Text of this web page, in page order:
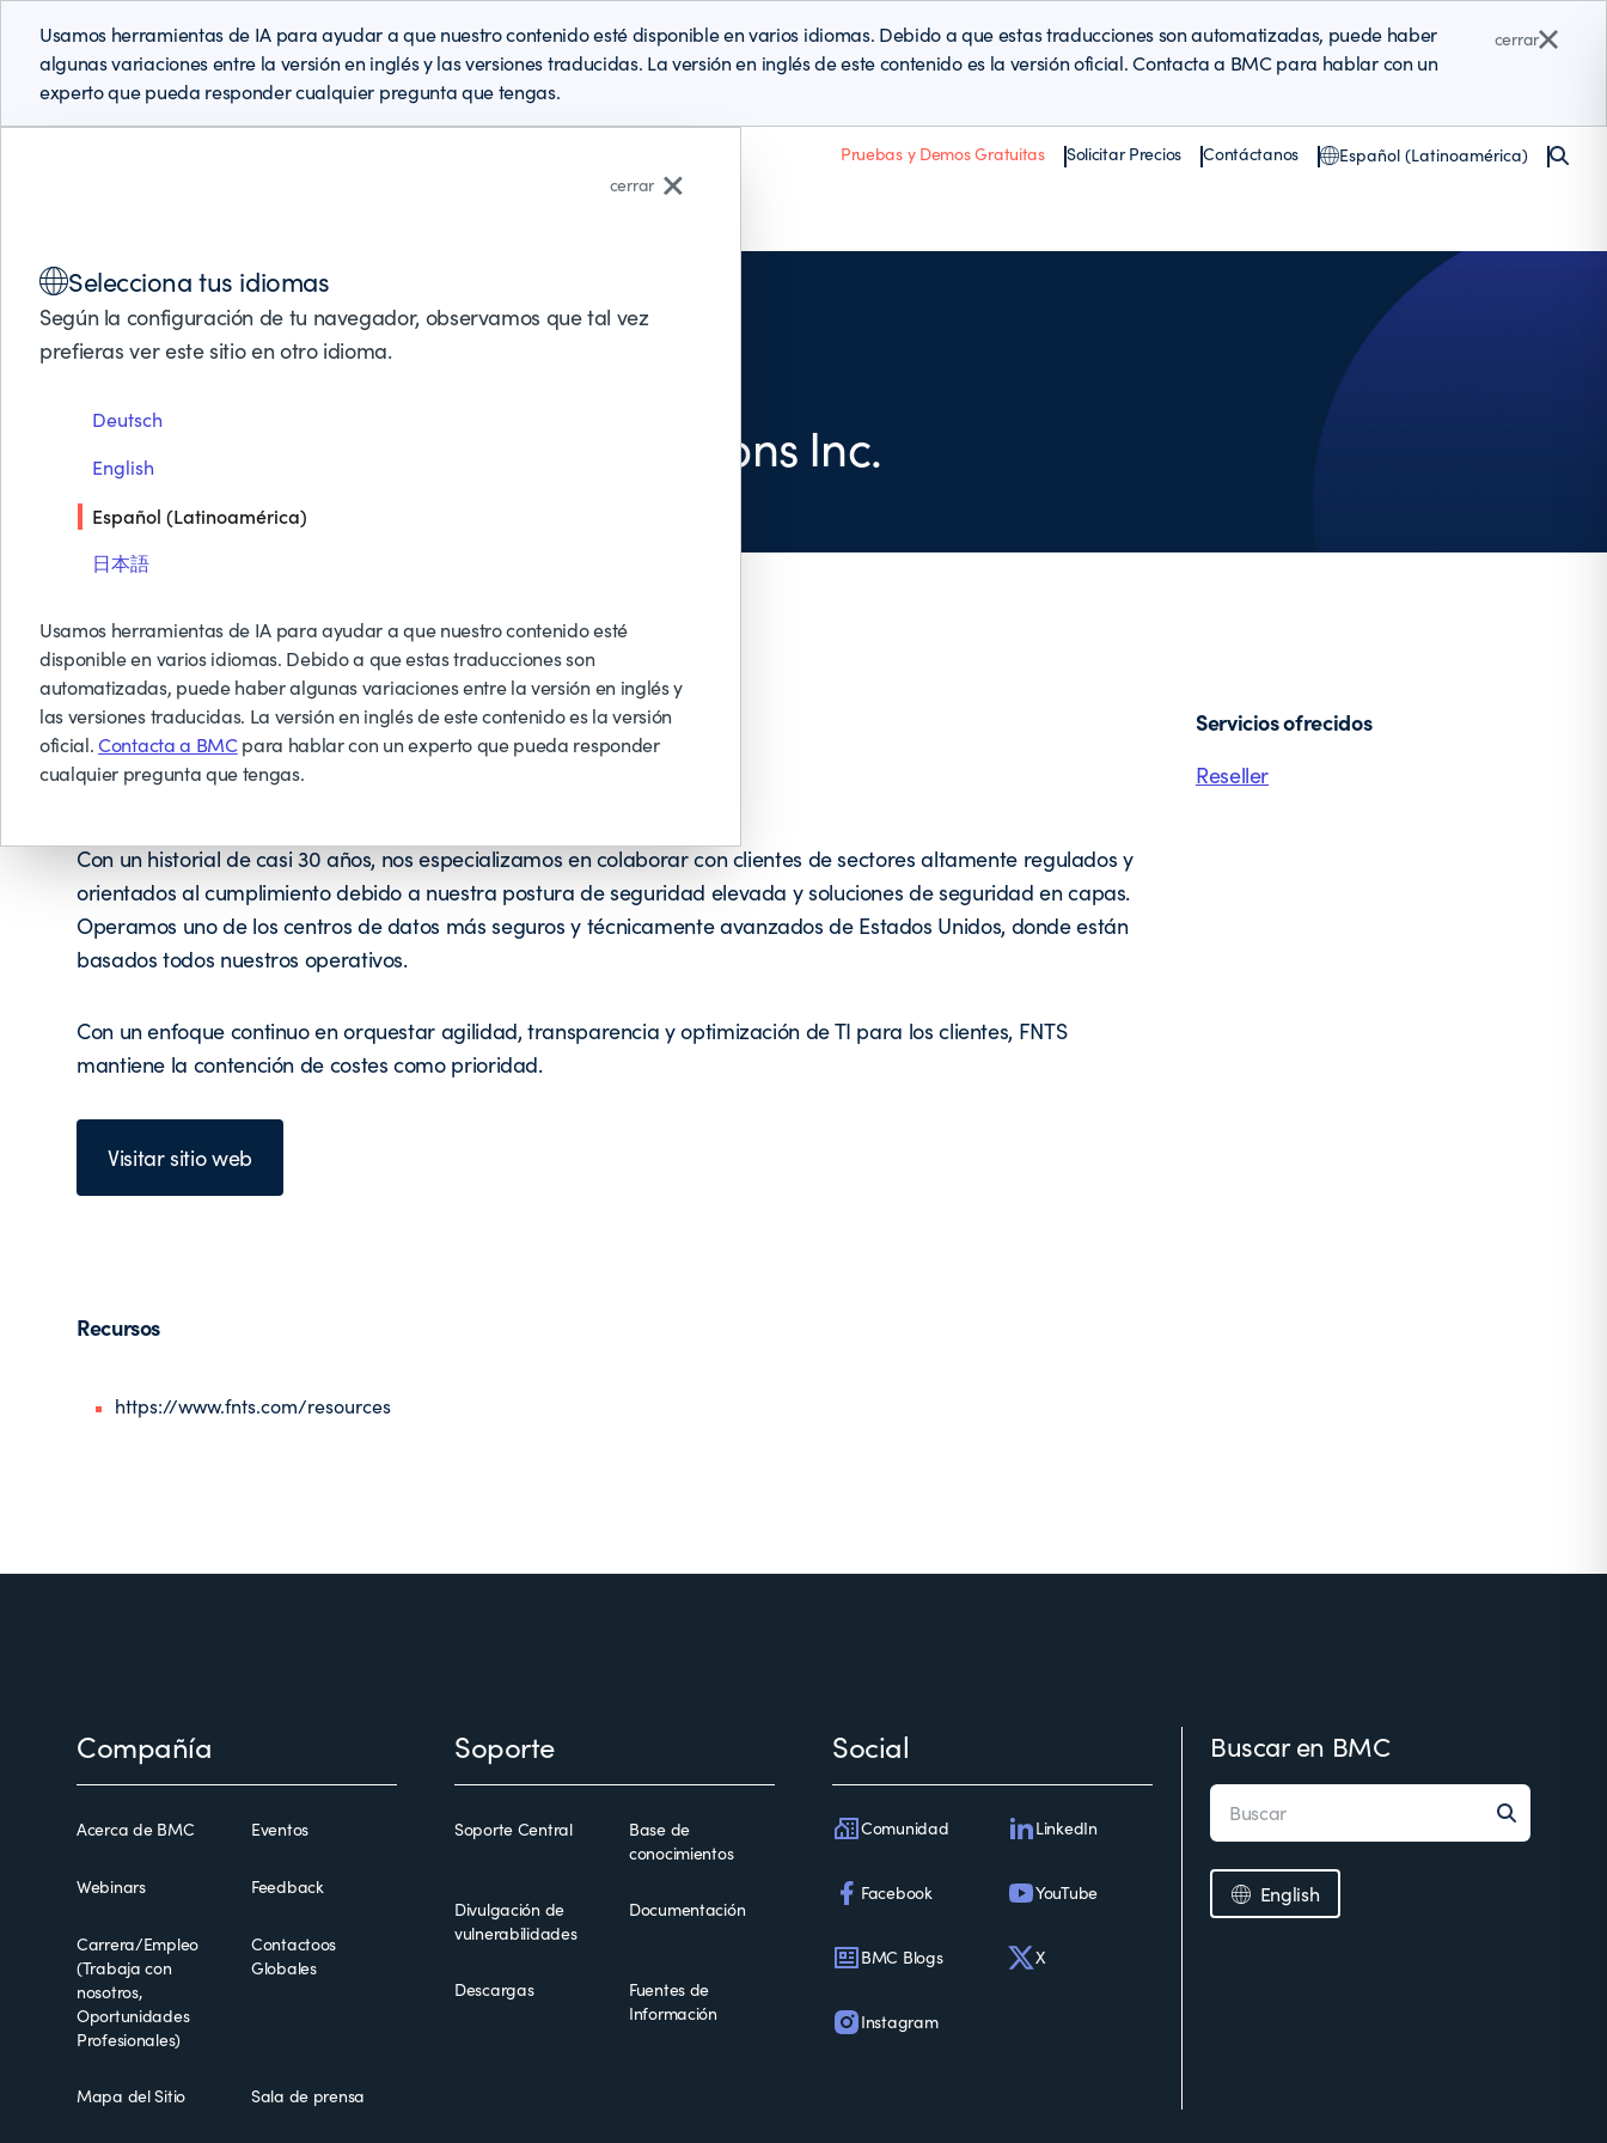
Pruebas y Demos Gratuitas Solicitar Precios Contáctanos Español (Latinoamérica)
Usamos herramientas de IA para ayudar a que nuestro contenido esté disponible en varios idiomas. Debido a que estas traducciones son automatizadas, puede haber
algunas variaciones entre la versión en inglés y las versiones traducidas. La versión en inglés de este contenido es la versión oficial. Contacta a BMC para hablar con un
experto que pueda responder cualquier pregunta que tengas.
cerrar
cerrar
Selecciona tus idiomas
Según la configuración de tu navegador, observamos que tal vez
prefieras ver este sitio en otro idioma.
Deutsch
English
Español (Latinoamérica)
日本語
Usamos herramientas de IA para ayudar a que nuestro contenido esté
disponible en varios idiomas. Debido a que estas traducciones son
automatizadas, puede haber algunas variaciones entre la versión en inglés y
las versiones traducidas. La versión en inglés de este contenido es la versión
oficial.Contacta a BMCpara hablar con un experto que pueda responder
cualquier pregunta que tengas.
PARTNER LOCATOR FIRST NATIONAL TECHNOLOGY SOLUTIONS INC.
First National Technology Solutions Inc.
Con un historial de casi 30 años, nos especializamos en colaborar con clientes de sectores altamente regulados y
orientados al cumplimiento debido a nuestra postura de seguridad elevada y soluciones de seguridad en capas.
Operamos uno de los centros de datos más seguros y técnicamente avanzados de Estados Unidos, donde están
basados todos nuestros operativos.
Con un enfoque continuo en orquestar agilidad, transparencia y optimización de TI para los clientes, FNTS
mantiene la contención de costes como prioridad.
Visitar sitio web
Recursos
https://www.fnts.com/resources
Servicios ofrecidos
Reseller
Compañía
Acerca de BMC Eventos
Webinars Feedback
Carrera/Empleo
(Trabaja con
nosotros,
Oportunidades
Profesionales)
Contactoos
Globales
Mapa del Sitio Sala de prensa
Soporte
Soporte Central
Base de
conocimientos
Divulgación de
vulnerabilidades
Documentación
Descargas
Fuentes de
Información
Social
Comunidad LinkedIn
Facebook YouTube
BMC Blogs X
Instagram
Buscar en BMC
English